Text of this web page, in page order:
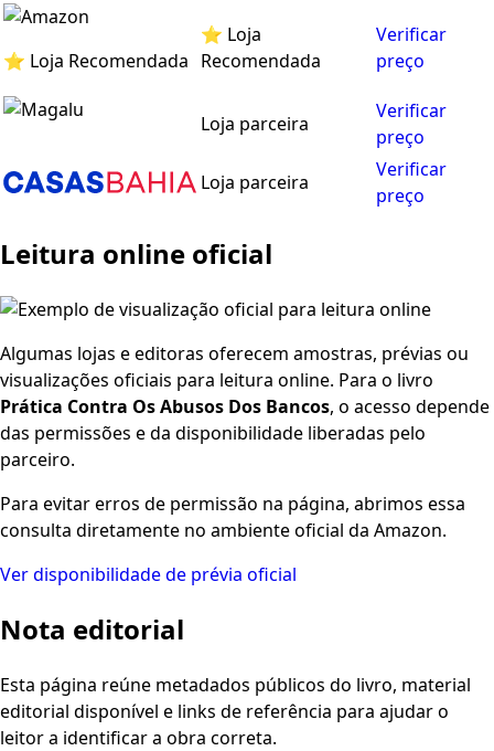
⭐ Loja Recomendada
⭐ Loja
Recomendada
Verificar
preço
Loja parceira
Verificar
preço
Loja parceira
Verificar
preço
Leitura online oficial
Algumas lojas e editoras oferecem amostras, prévias ou
visualizações oficiais para leitura online. Para o livro
Prática Contra Os Abusos Dos Bancos, o acesso depende
das permissões e da disponibilidade liberadas pelo
parceiro.
Para evitar erros de permissão na página, abrimos essa
consulta diretamente no ambiente oficial da Amazon.
Ver disponibilidade de prévia oficial
Nota editorial
Esta página reúne metadados públicos do livro, material
editorial disponível e links de referência para ajudar o
leitor a identificar a obra correta.